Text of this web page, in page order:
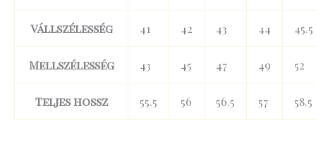
Vállszélesség 41 42 43 44 45.5
Mellszélesség 43 45 47 49 52
Teljes hossz 55.5 56 56.5 57 58.5